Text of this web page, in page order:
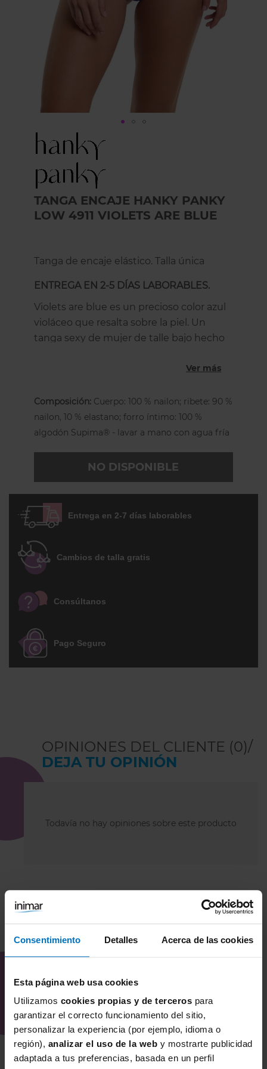
Consentimiento Detalles Acerca de las cookies
Esta página web usa cookies
Utilizamos cookies propias y de terceros para
garantizar el correcto funcionamiento del sitio,
personalizar la experiencia (por ejemplo, idioma o
región), analizar el uso de la web y mostrarte publicidad
adaptada a tus preferencias, basada en un perfil
TANGA ENCAJE HANKY PANKY
LOW 4911 VIOLETS ARE BLUE
Tanga de encaje elástico. Talla única
ENTREGA EN 2-5 DÍAS LABORABLES.
Violets are blue es un precioso color azul
violáceo que resalta sobre la piel. Un
tanga sexy de mujer de talle bajo hecho
perfecta adaptación desde la talla S hasta
la XL, pero se adapta mejor a un
contorno de cadera de entre 89 cm (35")
y 106 cm (42").
Se ajusta en la parte baja de las caderas y
revolucionario corte en V tanto por
delante como por detrás es el sello de la
Un éxito de ventas gracias a sus
acabados impecables y a su corte sensual
Ver más
Composición: Cuerpo: 100 % nailon; ribete: 90 %
nailon, 10 % elastano; forro íntimo: 100 %
algodón Supima® - lavar a mano con agua fría
NO DISPONIBLE
beginning
images
gallery
Entrega en 2-7 días laborables
Cambios de talla gratis
Consúltanos
Pago Seguro
OPINIONES DEL CLIENTE (0)/
DEJA TU OPINIÓN
Todavía no hay opiniones sobre este producto
COMBÍNALO CON